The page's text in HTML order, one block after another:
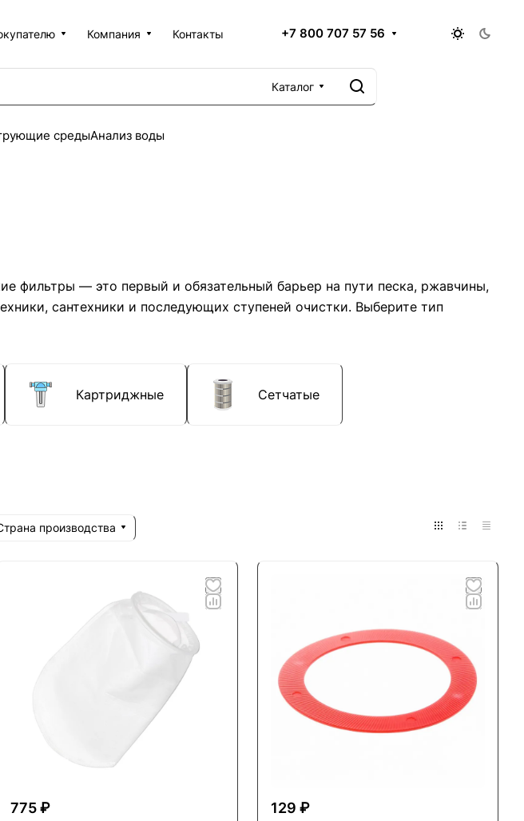
Компания Контакты +7 800 707 57 56
Каталог
средыАнализ воды
фильтры — это первый и обязательный барьер на пути песка, ржавчины,
сантехники и последующих ступеней очистки. Выберите тип
Картриджные Сетчатые
производства
775 ₽ 129 ₽